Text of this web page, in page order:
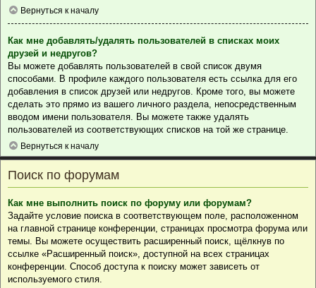
Вернуться к началу
Как мне добавлять/удалять пользователей в списках моих
друзей и недругов?
Вы можете добавлять пользователей в свой список двумя
способами. В профиле каждого пользователя есть ссылка для его
добавления в список друзей или недругов. Кроме того, вы можете
сделать это прямо из вашего личного раздела, непосредственным
вводом имени пользователя. Вы можете также удалять
пользователей из соответствующих списков на той же странице.
Вернуться к началу
Поиск по форумам
Как мне выполнить поиск по форуму или форумам?
Задайте условие поиска в соответствующем поле, расположенном
на главной странице конференции, страницах просмотра форума или
темы. Вы можете осуществить расширенный поиск, щёлкнув по
ссылке «Расширенный поиск», доступной на всех страницах
конференции. Способ доступа к поиску может зависеть от
используемого стиля.